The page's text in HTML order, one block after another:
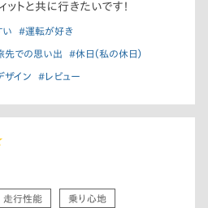
トと共に行きたいです！
い #運転が好き
先での思い出 #休日（私の休日）
ザイン #レビュー
走行性能 乗り心地